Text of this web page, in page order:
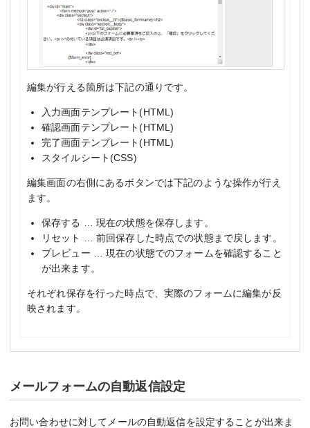
編集が行える箇所は下記の通りです。
入力画面テンプレート(HTML)
確認画面テンプレート(HTML)
完了画面テンプレート(HTML)
スタイルシート(CSS)
編集画面の右側にあるボタンでは下記のような操作が行え
ます。
保存する … 現在の状態を保存します。
リセット … 前回保存した時点での状態まで戻します。
プレビュー … 現在の状態でのフォームを確認すること
が出来ます。
それぞれ保存を行った時点で、実際のフォームに編集が反
映されます。
メールフォームの自動返信設定
お問い合わせに対してメールの自動返信を設定することが出来ま